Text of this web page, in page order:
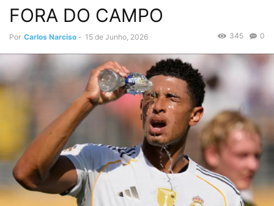
FORA DO CAMPO
Por Carlos Narciso - 15 de Junho, 2026 0
345